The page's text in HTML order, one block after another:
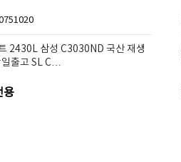
2430L 삼성 C3030ND 국산 재생
일출고 SL C…
용